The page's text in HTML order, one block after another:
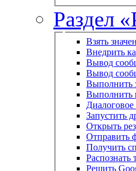
Раздел
Взять
Внедрить
Вывод
Вывод
Выполнить
Выполнить
Диалоговое
Запустить
Открыть
Отправить
Получить
Распознать
Решить